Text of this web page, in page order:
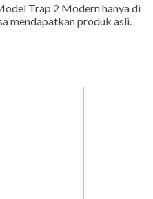
Trap 2 Modern hanya di
mendapatkan produk asli.